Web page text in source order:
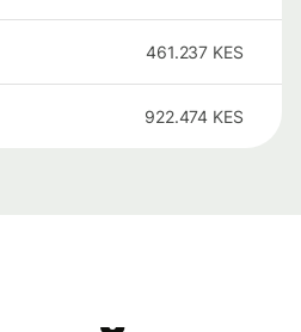
461.237 KES
922.474 KES